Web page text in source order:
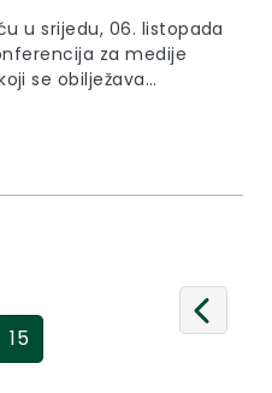
u srijedu, 06. listopada
za medije
se obilježava
i natječaj za Dječji
15